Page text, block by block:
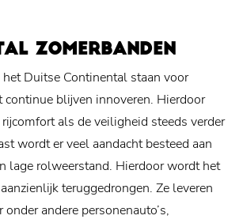
ZOMERBANDEN
Duitse Continental staan voor
continue blijven innoveren. Hierdoor
als de veiligheid steeds verder
wordt er veel aandacht besteed aan
lage rolweerstand. Hierdoor wordt het
teruggedrongen. Ze leveren
andere personenauto’s,